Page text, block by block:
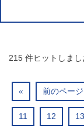
215 件ヒットしまし
« 前のページ
11 12 13